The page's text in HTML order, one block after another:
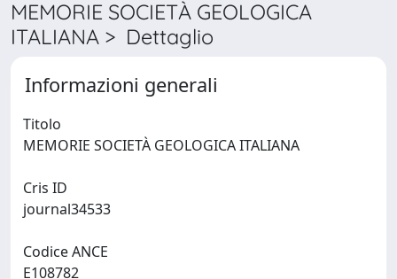
MEMORIE SOCIETÀ GEOLOGICA
ITALIANA > Dettaglio
Informazioni generali
Titolo
Cris ID
Codice ANCE